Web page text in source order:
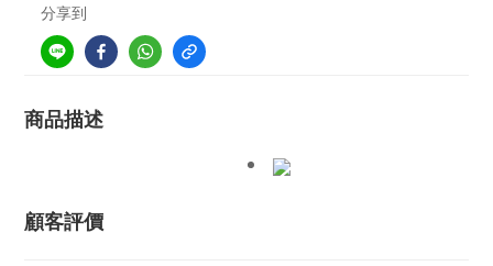
分享到
商品描述
顧客評價